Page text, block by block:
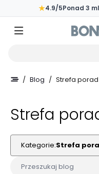
Przejdź do głównej
★4.9/5Ponad 3
/ Blog / Strefa porad
Strefa
Kategorie:Strefa